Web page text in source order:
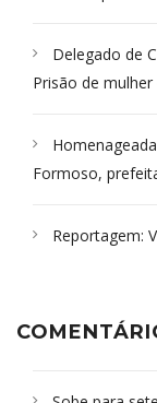
Delegado de
Prisão de
Formoso,
Reportagem: